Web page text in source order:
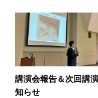
講演会報告＆次回講
知らせ